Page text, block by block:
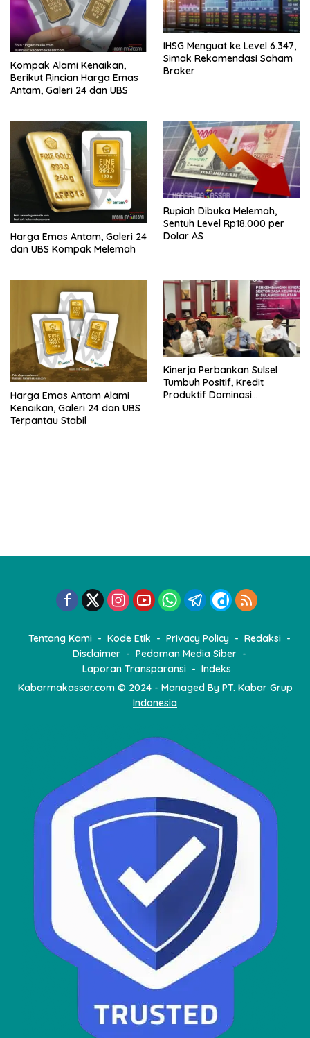
Kompak Alami Kenaikan,
Berikut Rincian Harga Emas
Antam, Galeri 24 dan UBS
IHSG Menguat ke Level 6.347,
Simak Rekomendasi Saham
Broker
Harga Emas Antam, Galeri 24
dan UBS Kompak Melemah
Rupiah Dibuka Melemah,
Sentuh Level Rp18.000 per
Dolar AS
Harga Emas Antam Alami
Kenaikan, Galeri 24 dan UBS
Terpantau Stabil
Kinerja Perbankan Sulsel
Tumbuh Positif, Kredit
Produktif Dominasi
Tentang Kami Kode Etik Privacy Policy
Redaksi
Disclaimer
Pedoman Media Siber
Laporan Transparansi
Indeks
Kabarmakassar.com© 2024 - Managed By PT. Kabar Grup
Indonesia